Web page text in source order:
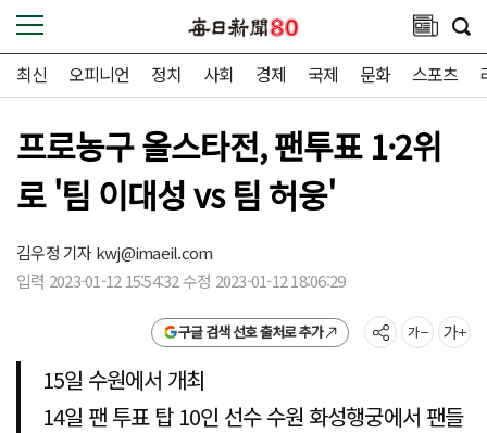
최신 오피니언 정치 사회 경제 국제 문화 스포츠
프로농구 올스타전, 팬투표 1·2위
로 '팀 이대성 vs 팀 허웅'
김우정 기자kwj@imaeil.com
입력 2023-01-12 15:54:32 수정 2023-01-12 18:06:29
구글 검색 선호 출처로 추가
15일 수원에서 개최
14일 팬 투표 탑 10인 선수 수원 화성행궁에서 팬들